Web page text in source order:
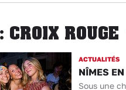
CROIX ROUGE
ACTUALITÉS
NÎMES
Sous une